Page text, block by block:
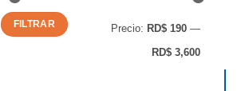
Precio
PrecioFILTRAR Precio: RD$ 190 —
RD$ 3,600